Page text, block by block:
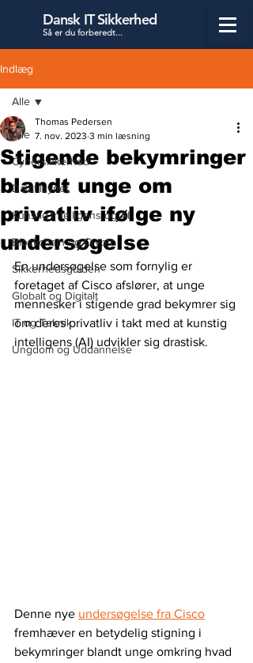
Dansk IT Sikkerhed
Så er du forberedt...
Indlæg
Alle
Cybersikkerhed
Datatilsynet
Kunstig Intelligens og AI
Blockchain og Crypto
Sikkerhedsguiden
Globalt og Digitalt
IT og Teknik
Ungdom og Uddannelse
Alle
Stigende bekymringer
blandt unge om
privatliv ifølge ny
undersøgelse
Thomas Pedersen
7. nov. 2023 3 min læsning
En undersøgelse som fornylig er
foretaget af Cisco afslører, at unge
mennesker i stigende grad bekymrer sig
om deres privatliv i takt med at kunstig
intelligens (AI) udvikler sig drastisk.
Denne nye undersøgelse fra Cisco
fremhæver en betydelig stigning i
bekymringer blandt unge omkring hvad